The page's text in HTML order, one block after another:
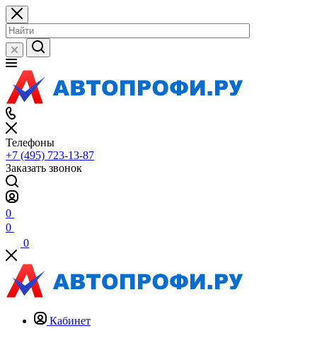
Телефоны
+7 (495) 723-13-87
Заказать звонок
0
0
0
Кабинет